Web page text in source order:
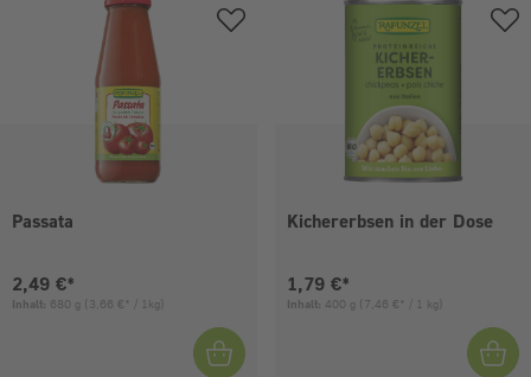
Passata
Aktueller Preis:
2,49 €*
Inhalt: 680 g (3,66 €* / 1kg)
Kichererbsen in der Dose
Aktueller Preis:
1,79 €*
Inhalt: 400 g (7,46 €* / 1 kg)